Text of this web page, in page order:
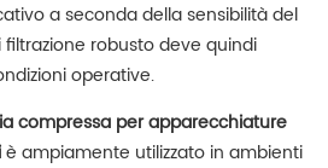
a seconda della sensibilità del
filtrazione robusto deve quindi
operative.
compressa per apparecchiature
è ampiamente utilizzato in ambienti